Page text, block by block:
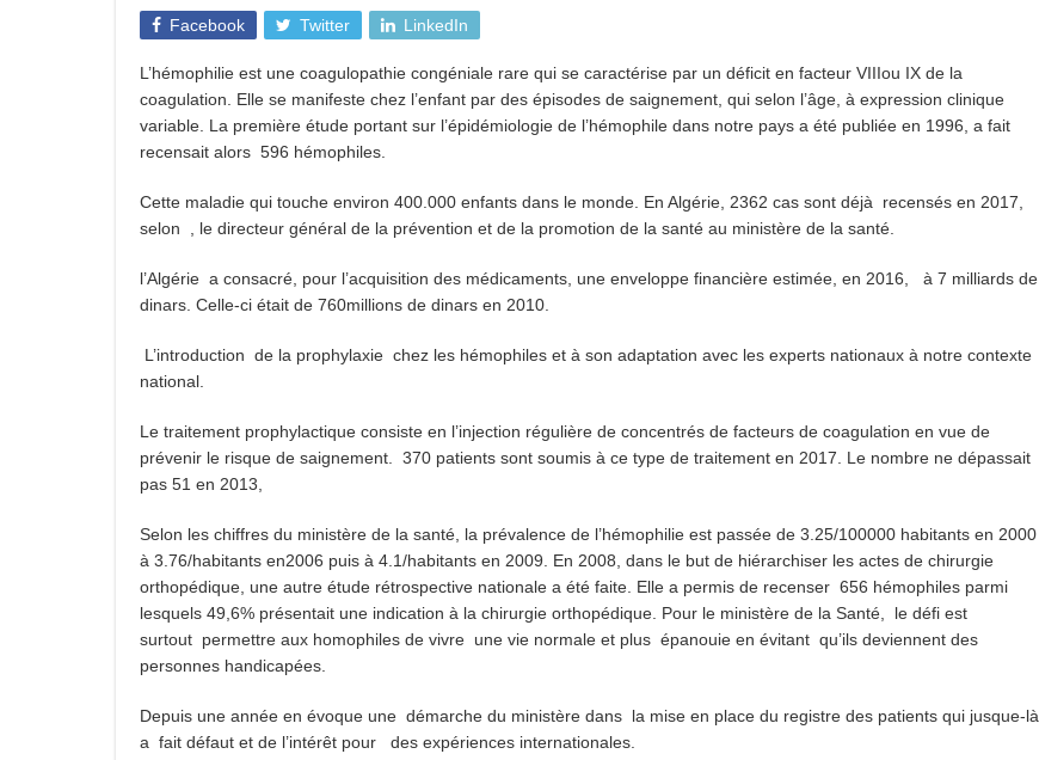
Sanofi Algérie,un engagement pour l’innovation et la souveraineté pharmaceutique.
Cancer du sein en Afrique : le Pr Adoubi Innocent souligne l’importance des partenariats avec l’Algérie
Bridge to Care : Roche Algérie renforce la coopération africaine pour améliorer la prise en charge du cancer du sein
Facebook Twitter LinkedIn
L’hémophilie est une coagulopathie congéniale rare qui se caractérise par un déficit en facteur VIIIou IX de la
coagulation. Elle se manifeste chez l’enfant par des épisodes de saignement, qui selon l’âge, à expression clinique
variable. La première étude portant sur l’épidémiologie de l’hémophile dans notre pays a été publiée en 1996, a fait
recensait alors 596 hémophiles.
Cette maladie qui touche environ 400.000 enfants dans le monde. En Algérie, 2362 cas sont déjà recensés en 2017,
selon , le directeur général de la prévention et de la promotion de la santé au ministère de la santé.
l’Algérie a consacré, pour l’acquisition des médicaments, une enveloppe financière estimée, en 2016, à 7 milliards de
dinars. Celle-ci était de 760millions de dinars en 2010.
L’introduction de la prophylaxie chez les hémophiles et à son adaptation avec les experts nationaux à notre contexte
national.
Le traitement prophylactique consiste en l’injection régulière de concentrés de facteurs de coagulation en vue de
prévenir le risque de saignement. 370 patients sont soumis à ce type de traitement en 2017. Le nombre ne dépassait
pas 51 en 2013,
Selon les chiffres du ministère de la santé, la prévalence de l’hémophilie est passée de 3.25/100000 habitants en 2000
à 3.76/habitants en2006 puis à 4.1/habitants en 2009. En 2008, dans le but de hiérarchiser les actes de chirurgie
orthopédique, une autre étude rétrospective nationale a été faite. Elle a permis de recenser 656 hémophiles parmi
lesquels 49,6% présentait une indication à la chirurgie orthopédique. Pour le ministère de la Santé, le défi est
surtout permettre aux homophiles de vivre une vie normale et plus épanouie en évitant qu’ils deviennent des
personnes handicapées.
Depuis une année en évoque une démarche du ministère dans la mise en place du registre des patients qui jusque-là
a fait défaut et de l’intérêt pour des expériences internationales.